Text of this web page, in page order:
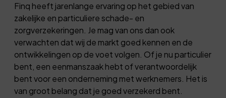
Finq heeft jarenlange ervaring op het gebied van
zakelijke en particuliere schade- en
zorgverzekeringen. Je mag van ons dan ook
verwachten dat wij de markt goed kennen en de
ontwikkelingen op de voet volgen. Of je nu particulier
bent, een eenmanszaak hebt of verantwoordelijk
bent voor een onderneming met werknemers. Het is
van groot belang dat je goed verzekerd bent.